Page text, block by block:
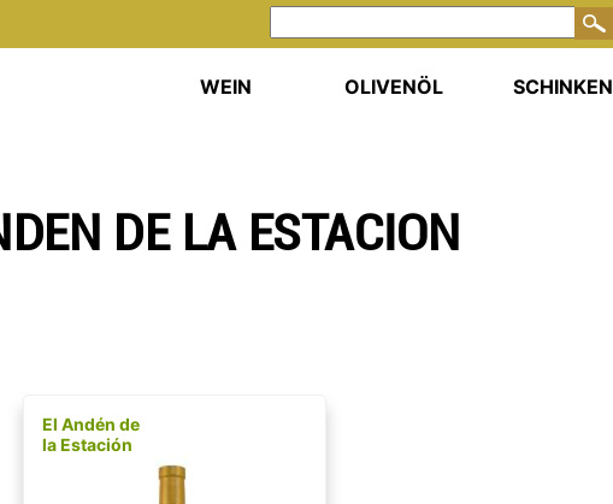
DE LA ESTACION
El Andén de
la Estación
WEIN OLIVENÖL SCHINKEN